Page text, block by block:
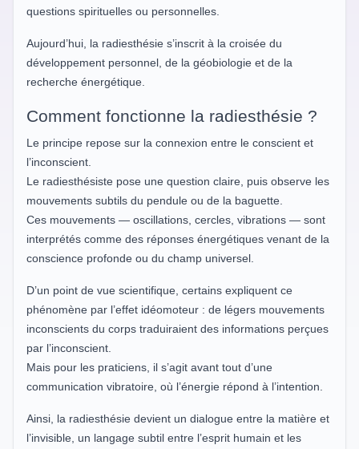
questions spirituelles ou personnelles.
Aujourd’hui, la radiesthésie s’inscrit à la croisée du
développement personnel, de la géobiologie et de la
recherche énergétique.
Comment fonctionne la radiesthésie ?
Le principe repose sur la connexion entre le conscient et
l’inconscient.
Le radiesthésiste pose une question claire, puis observe les
mouvements subtils du pendule ou de la baguette.
Ces mouvements — oscillations, cercles, vibrations — sont
interprétés comme des réponses énergétiques venant de la
conscience profonde ou du champ universel.
D’un point de vue scientifique, certains expliquent ce
phénomène par l’effet idéomoteur : de légers mouvements
inconscients du corps traduiraient des informations perçues
par l’inconscient.
Mais pour les praticiens, il s’agit avant tout d’une
communication vibratoire, où l’énergie répond à l’intention.
Ainsi, la radiesthésie devient un dialogue entre la matière et
l’invisible, un langage subtil entre l’esprit humain et les